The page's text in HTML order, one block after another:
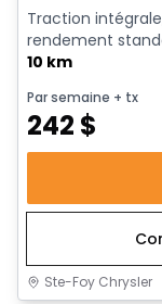
Traction
rendement
10 km
Par semaine + tx
242 $
Ste-Foy Chrysler